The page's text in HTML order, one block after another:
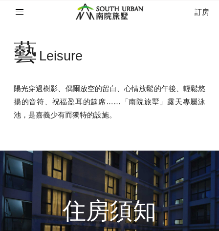
訂房
藝 Leisure
陽光穿過樹影、偶爾放空的留白、心情放鬆的午後、輕鬆悠
揚的音符、祝福盈耳的筵席……「南院旅墅」露天專屬泳
池，是嘉義少有而獨特的設施。
住房須知